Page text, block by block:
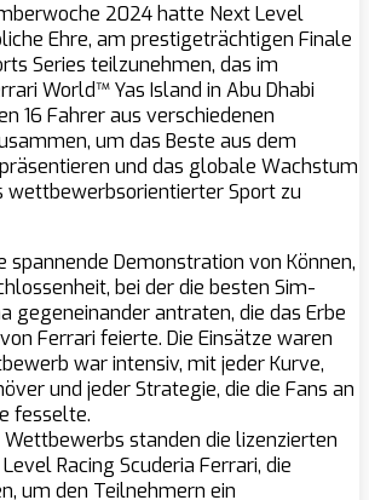
2024 hatte Next Level
Ehre, am prestigeträchtigen Finale
Series teilzunehmen, das im
World™ Yas Island in Abu Dhabi
16 Fahrer aus verschiedenen
um das Beste aus dem
und das globale Wachstum
wettbewerbsorientierter Sport zu
spannende Demonstration von Können,
bei der die besten Sim-
gegeneinander antraten, die das Erbe
Ferrari feierte. Die Einsätze waren
war intensiv, mit jeder Kurve,
und jeder Strategie, die die Fans an
fesselte.
standen die lizenzierten
Racing Scuderia Ferrari, die
um den Teilnehmern ein